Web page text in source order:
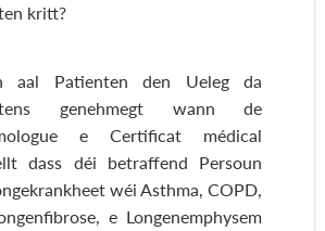
kritt?
aal Patienten den Ueleg da
genehmegt wann de
e Certificat médical
dass déi betraffend Persoun
wéi Asthma, COPD,
e Longenemphysem